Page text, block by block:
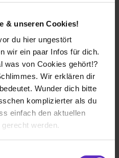
& unseren Cookies!
du hier ungestört
wir ein paar Infos für dich.
was von Cookies gehört!?
Wir erklären dir
Wunder dich bitte
komplizierter als du
einfach den aktuellen
werden.
bei dir und sagen
noch fehlen. Wenn deine
diese an die zuständige
uns und auch wir zu dir
Einladung zu einem
einen
meist im
Du kannst dich am
online sein